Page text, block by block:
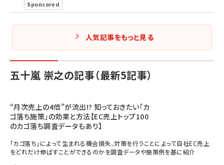
Sponsored
人気記事をもっと見る
五十嵐 崇之の記事（最新5記事）
“月次売上の4倍”が流出!? 知っておきたい「カ
ゴ落ち施策」の効果と方法【EC売上トップ100
のカゴ落ち調査データもあり】
「カゴ落ち」によって生まれる機会損失、対策を行うことによって自社EC売上
をどれだけ伸ばすことができるのかを調査データや施策例を基に紹介